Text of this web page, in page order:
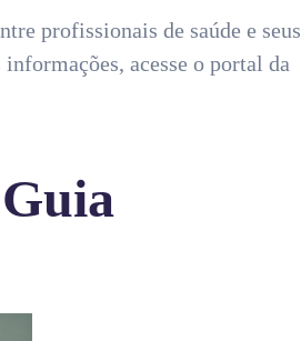
profissionais de saúde e seus
acesse o portal da